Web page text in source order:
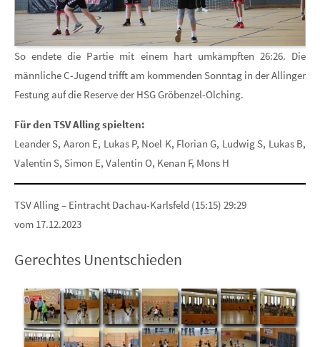
So endete die Partie mit einem hart umkämpften 26:26. Die
männliche C-Jugend trifft am kommenden Sonntag in der Allinger
Festung auf die Reserve der HSG Gröbenzel-Olching.
Für den TSV Alling spielten:
Leander S, Aaron E, Lukas P, Noel K, Florian G, Ludwig S, Lukas B,
Valentin S, Simon E, Valentin O, Kenan F, Mons H
TSV Alling – Eintracht Dachau-Karlsfeld (15:15) 29:29
vom 17.12.2023
Gerechtes Unentschieden